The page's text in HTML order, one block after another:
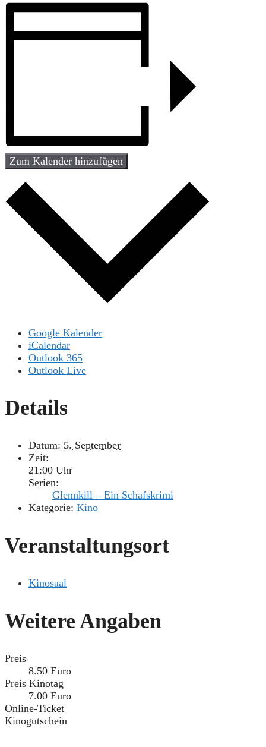
Zum Kalender hinzufügen
Google Kalender
iCalendar
Outlook 365
Outlook Live
Details
Datum: 5. September
Zeit:
21:00 Uhr
Serien:
Glennkill – Ein Schafskrimi
Kategorie: Kino
Veranstaltungsort
Kinosaal
Weitere Angaben
Preis
8.50 Euro
Preis Kinotag
7.00 Euro
Online-Ticket
Kinogutschein